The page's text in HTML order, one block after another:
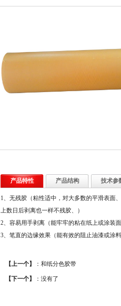
产品特性 产品结构 技术参
1、无残胶（粘性适中，对大多数的平滑表面
上数日后剥离也一样不残胶、）
2、容易用手剥离（能牢牢的粘在纸上或涂装
3、笔直的边缘效果（能有效的阻止油漆或涂
【上一个】 ： 和纸分色胶带
【下一个】 ：没有了